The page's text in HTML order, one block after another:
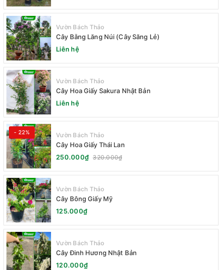
Vườn Bách Thảo
Cây Bằng Lăng Núi (Cây Săng Lẻ)
Liên hệ
Vườn Bách Thảo
Cây Hoa Giấy Sakura Nhật Bản
Liên hệ
- 22% Vườn Bách Thảo
Cây Hoa Giấy Thái Lan
250.000₫ 320.000₫
Vườn Bách Thảo
Cây Bông Giấy Mỹ
125.000₫
Vườn Bách Thảo
Cây Đinh Hương Nhật Bản
120.000₫